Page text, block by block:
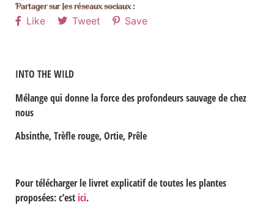
Partager sur les réseaux sociaux :
Like Tweet Save
INTO THE WILD
Mélange qui donne la force des profondeurs sauvage de chez
nous
Absinthe, Trèfle rouge, Ortie, Prêle
Pour télécharger le livret explicatif de toutes les plantes
proposées: c’est ici.